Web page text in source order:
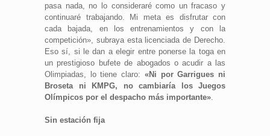
pasa nada, no lo consideraré como un fracaso y
continuaré trabajando. Mi meta es disfrutar con
cada bajada, en los entrenamientos y con la
competición», subraya esta licenciada de Derecho.
Eso sí, si le dan a elegir entre ponerse la toga en
un prestigioso bufete de abogados o acudir a las
Olimpiadas, lo tiene claro: «Ni por Garrigues ni
Broseta ni KMPG, no cambiaría los Juegos
Olímpicos por el despacho más importante».
Sin estación fija